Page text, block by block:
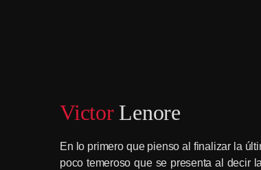
VictorLenore
En lo primero que pienso al finalizar la
poco temeroso que se presenta al decir